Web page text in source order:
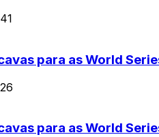
para as World
para as World